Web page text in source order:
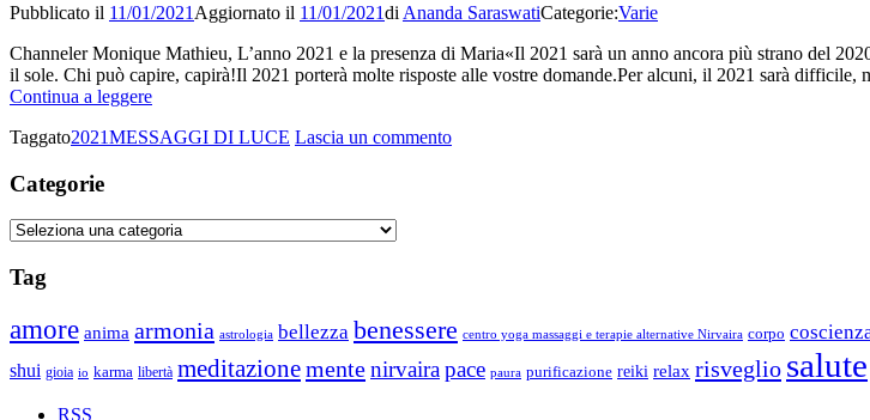
Pubblicato il 11/01/2021 Aggiornato il 11/01/2021di Ananda SaraswatiCategorie:Varie
Channeler Monique Mathieu, L’anno 2021 e la presenza di Maria«Il 2021 sarà un anno ancora più strano del
il sole. Chi può capire, capirà!Il 2021 porterà molte risposte alle vostre domande.Per alcuni, il 2021 sarà
Continua a leggereL’anno
e
Maria
Taggato2021MESSAGGI DI LUCE Lascia un commentosu
Categorie
Categorie
Tag
amore anima armonia astrologia bellezza benessere centro yoga massaggi e terapie alternative Nirvaira corpo
shui gioia io karma libertà meditazionementenirvairapace paura purificazione reiki relax risveglio salute
RSS